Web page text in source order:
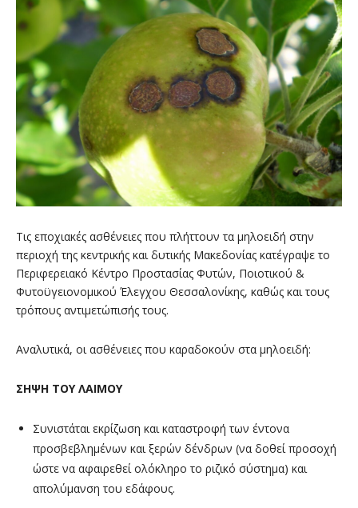
Τις εποχιακές ασθένειες που πλήττουν τα μηλοειδή στην
περιοχή της κεντρικής και δυτικής Μακεδονίας κατέγραψε το
Περιφερειακό Κέντρο Προστασίας Φυτών, Ποιοτικού &
Φυτοϋγειονομικού Έλεγχου Θεσσαλονίκης, καθώς και τους
τρόπους αντιμετώπισής τους.
Αναλυτικά, οι ασθένειες που καραδοκούν στα μηλοειδή:
ΣΗΨΗ ΤΟΥ ΛΑΙΜΟΥ
Συνιστάται εκρίζωση και καταστροφή των έντονα
προσβεβλημένων και ξερών δένδρων (να δοθεί προσοχή
ώστε να αφαιρεθεί ολόκληρο το ριζικό σύστημα) και
απολύμανση του εδάφους.